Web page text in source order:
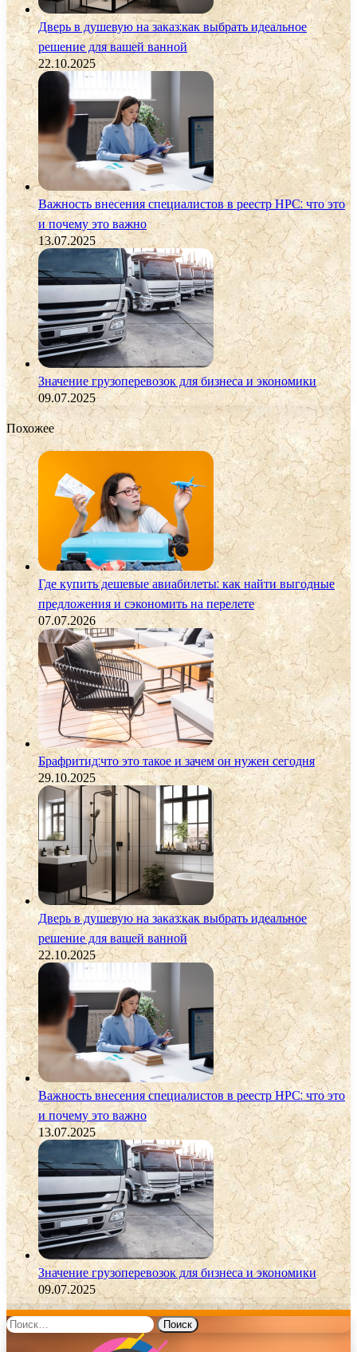
Дверь в душевую на заказ:как выбрать идеальное
решение для вашей ванной
22.10.2025
Важность внесения специалистов в реестр НРС: что это
и почему это важно
13.07.2025
Значение грузоперевозок для бизнеса и экономики
09.07.2025
Похожее
Где купить дешевые авиабилеты: как найти выгодные
предложения и сэкономить на перелете
07.07.2026
Брафритид:что это такое и зачем он нужен сегодня
29.10.2025
Дверь в душевую на заказ:как выбрать идеальное
решение для вашей ванной
22.10.2025
Важность внесения специалистов в реестр НРС: что это
и почему это важно
13.07.2025
Значение грузоперевозок для бизнеса и экономики
09.07.2025
Найти: